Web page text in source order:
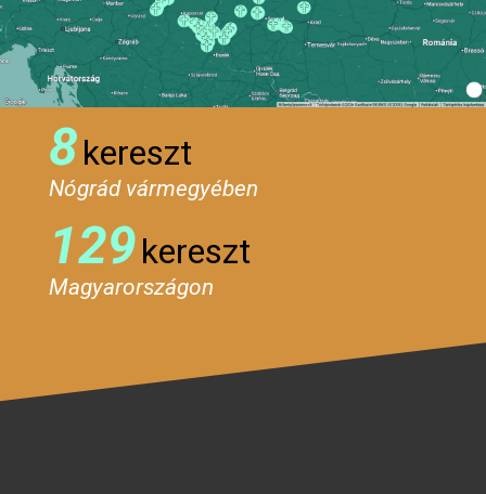
8kereszt
Nógrád vármegyében
129kereszt
Magyarországon